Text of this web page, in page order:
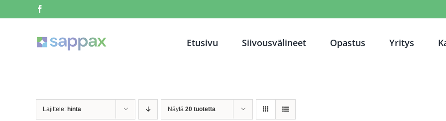
to
Etusivu Siivousvälineet Opastus Yritys
Lajittele: hinta Näytä 20 tuotetta